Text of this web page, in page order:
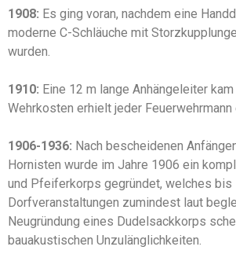
1908: Es ging voran, nachdem eine
moderne C-Schläuche mit
wurden.
1910: Eine 12 m lange Anhängeleiter
Wehrkosten erhielt jeder
1906-1936: Nach bescheidenen
Hornisten wurde im Jahre 1906 ein
und Pfeiferkorps gegründet, welches bis
Dorfveranstaltungen zumindest laut
Neugründung eines Dudelsackkorps
bauakustischen Unzulänglichkeiten.